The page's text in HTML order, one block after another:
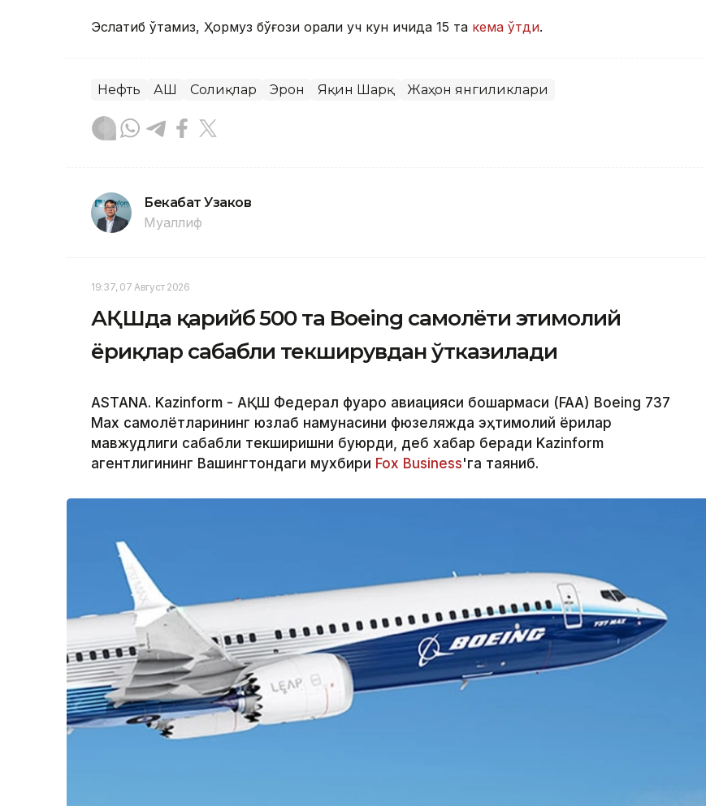
Эслатиб ўтамиз, Ҳормуз бўғози орқали уч кун ичида 15 та кема ўтди.
Нефть АҚШ Солиқлар Эрон Яқин Шарқ Жаҳон янгиликлари
Бекабат Узаков
Муаллиф
19:37, 07 Август 2026
АҚШда қарийб 500 та Boeing самолёти эҳтимолий
ёриқлар сабабли текширувдан ўтказилади
ASTANA. Kazinform - АҚШ Федерал фуқаро авиацияси бошқармаси (FAA) Boeing 737
Max самолётларининг юзлаб намунасини фюзеляжда эҳтимолий ёриқлар
мавжудлиги сабабли текширишни буюрди, деб хабар беради Kazinform
агентлигининг Вашингтондаги мухбири Fox Business'га таяниб.